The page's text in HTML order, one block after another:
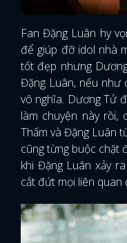
Fan Đặng Luân hy
để giúp đỡ idol nhà
tốt đẹp nhưng
Đặng Luân, nếu như
vô nghĩa. Dương Tử
làm chuyện này rồi,
Thấm và Đặng Luân
cũng từng buộc chặt
khi Đặng Luân xảy
cắt đứt mọi liên quan